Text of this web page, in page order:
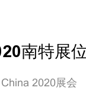
南特展位
2020展会